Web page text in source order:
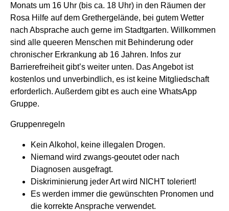
Monats um 16 Uhr (bis ca. 18 Uhr) in den Räumen der
Rosa Hilfe auf dem Grethergelände, bei gutem Wetter
nach Absprache auch gerne im Stadtgarten. Willkommen
sind alle queeren Menschen mit Behinderung oder
chronischer Erkrankung ab 16 Jahren. Infos zur
Barrierefreiheit gibt’s weiter unten. Das Angebot ist
kostenlos und unverbindlich, es ist keine Mitgliedschaft
erforderlich. Außerdem gibt es auch eine WhatsApp
Gruppe.
Gruppenregeln
Kein Alkohol, keine illegalen Drogen.
Niemand wird zwangs-geoutet oder nach
Diagnosen ausgefragt.
Diskriminierung jeder Art wird NICHT toleriert!
Es werden immer die gewünschten Pronomen und
die korrekte Ansprache verwendet.